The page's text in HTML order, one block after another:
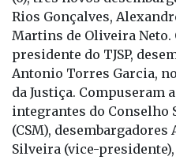
Martins de Oliveira Neto.
presidente do TJSP,
Antonio Torres Garcia,
da Justiça. Compuseram
integrantes do Conselho
(CSM), desembargadores
Silveira (vice-presidente),
Loureiro (corregedor-